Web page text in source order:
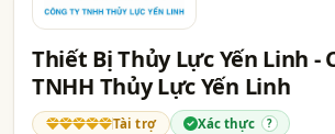
Thiết Bị Thủy Lực Yến Linh -
TNHH Thủy Lực Yến Linh
Tài trợ Xác thực ?